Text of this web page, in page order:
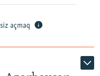
açmaq